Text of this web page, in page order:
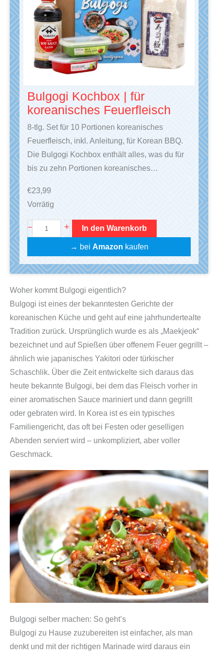
Bulgogi Kochbox | für
koreanisches Feuerfleisch
8-tlg. Set für 10 Portionen koreanisches
Feuerfleisch, inkl. Anleitung, für Korean BBQ.
Die Bulgogi Kochbox enthält alles, was du für
bis zu zehn Portionen koreanisches…
€23,99
Vorrätig
–
B
u
g
g
i
K
o
c
h
b
o
x
|
f
ü
r
k
o
r
e
i
s
c
s
F
e
+ In den Warenkorb
→ bei Amazon kaufen
Woher kommt Bulgogi eigentlich?
Bulgogi ist eines der bekanntesten Gerichte der
koreanischen Küche und geht auf eine jahrhundertealte
Tradition zurück. Ursprünglich wurde es als „Maekjeok“
bezeichnet und auf Spießen über offenem Feuer gegrillt –
ähnlich wie japanisches Yakitori oder türkischer
Schaschlik. Über die Zeit entwickelte sich daraus das
heute bekannte Bulgogi, bei dem das Fleisch vorher in
einer aromatischen Sauce mariniert und dann gegrillt
oder gebraten wird. In Korea ist es ein typisches
Familiengericht, das oft bei Festen oder geselligen
Abenden serviert wird – unkompliziert, aber voller
Geschmack.
Bulgogi selber machen: So geht’s
Bulgogi zu Hause zuzubereiten ist einfacher, als man
denkt und mit der richtigen Marinade wird daraus ein